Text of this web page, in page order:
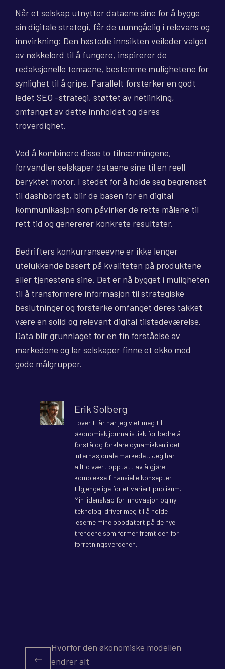
Når et selskap utnytter dataene sine for å bygge
sin digitale strategi, får de uunngåelig i relevans og
innvirkning: Den høstede innsikten veileder valget
av nøkkelord til å fungere, inspirerer de
redaksjonelle temaene, bestemme mulighetene for
synlighet til å gripe. Parallelt forsterker en godt
ledet SEO -strategi, støttet av netlinking,
omfanget av dette innholdet og deres
troverdighet.
Ved å kombinere disse to tilnærmingene,
forvandler selskaper dataene sine til en reell
beryktet motor. I stedet for å holde seg begrenset
til dashbordet, blir de basen for en digital
kommunikasjon som påvirker de rette målene til
rett tid og genererer konkrete resultater.
Bedrifters konkurranseevne er ikke lenger
utelukkende basert på kvaliteten på produktene
eller tjenestene sine. Det er nå bygget i muligheten
til å transformere informasjon til strategiske
beslutninger og forsterke omfanget deres takket
være en solid og relevant digital tilstedeværelse.
Data blir grunnlaget for en fin forståelse av
markedene og lar selskaper finne et ekko med
gode målgrupper.
Erik Solberg
I over ti år har jeg viet meg til
økonomisk journalistikk for bedre å
forstå og forklare dynamikken i det
internasjonale markedet. Jeg har
alltid vært opptatt av å gjøre
komplekse finansielle konsepter
tilgjengelige for et variert publikum.
Min lidenskap for innovasjon og ny
teknologi driver meg til å holde
leserne mine oppdatert på de nye
trendene som former fremtiden for
forretningsverdenen.
Hvorfor den økonomiske modellen
endrer alt